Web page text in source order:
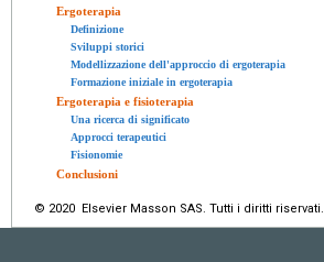
Ergoterapia
Definizione
Sviluppi storici
Modellizzazione dell'approccio di ergoterapia
Formazione iniziale in ergoterapia
Ergoterapia e fisioterapia
Una ricerca di significato
Approcci terapeutici
Fisionomie
Conclusioni
© 2020 Elsevier Masson SAS. Tutti i diritti riservati.